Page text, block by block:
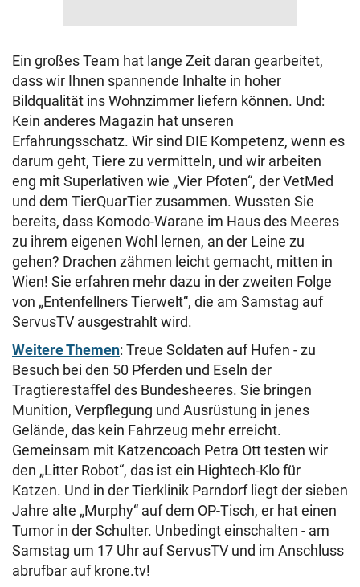
Ein großes Team hat lange Zeit daran gearbeitet,
dass wir Ihnen spannende Inhalte in hoher
Bildqualität ins Wohnzimmer liefern können. Und:
Kein anderes Magazin hat unseren
Erfahrungsschatz. Wir sind DIE Kompetenz, wenn es
darum geht, Tiere zu vermitteln, und wir arbeiten
eng mit Superlativen wie „Vier Pfoten“, der VetMed
und dem TierQuarTier zusammen. Wussten Sie
bereits, dass Komodo-Warane im Haus des Meeres
zu ihrem eigenen Wohl lernen, an der Leine zu
gehen? Drachen zähmen leicht gemacht, mitten in
Wien! Sie erfahren mehr dazu in der zweiten Folge
von „Entenfellners Tierwelt“, die am Samstag auf
ServusTV ausgestrahlt wird.
Weitere Themen: Treue Soldaten auf Hufen - zu
Besuch bei den 50 Pferden und Eseln der
Tragtierestaffel des Bundesheeres. Sie bringen
Munition, Verpflegung und Ausrüstung in jenes
Gelände, das kein Fahrzeug mehr erreicht.
Gemeinsam mit Katzencoach Petra Ott testen wir
den „Litter Robot“, das ist ein Hightech-Klo für
Katzen. Und in der Tierklinik Parndorf liegt der sieben
Jahre alte „Murphy“ auf dem OP-Tisch, er hat einen
Tumor in der Schulter. Unbedingt einschalten - am
Samstag um 17 Uhr auf ServusTV und im Anschluss
abrufbar auf krone.tv!